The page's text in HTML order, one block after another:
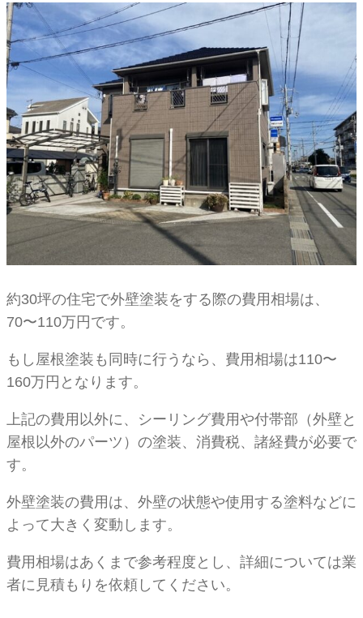
約30坪の住宅で外壁塗装をする際の費用相場は、
70〜110万円です。
もし屋根塗装も同時に行うなら、費用相場は110〜
160万円となります。
上記の費用以外に、シーリング費用や付帯部（外壁と
屋根以外のパーツ）の塗装、消費税、諸経費が必要で
す。
外壁塗装の費用は、外壁の状態や使用する塗料などに
よって大きく変動します。
費用相場はあくまで参考程度とし、詳細については業
者に見積もりを依頼してください。